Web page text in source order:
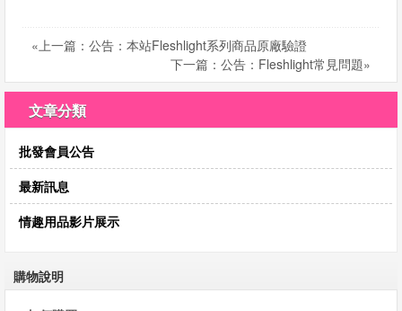
«上一篇：公告：本站Fleshlight系列商品原廠驗證
下一篇：公告：Fleshlight常見問題»
文章分類
批發會員公告
最新訊息
情趣用品影片展示
購物說明